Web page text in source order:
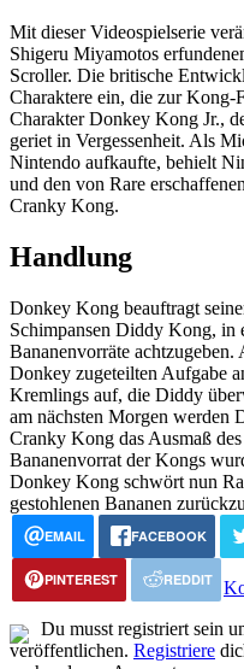
Mit dieser Videospielserie
Shigeru Miyamotos
Scroller. Die britische
Charaktere ein, die zur
Charakter Donkey Kong Jr.,
geriet in Vergessenheit. Als
Nintendo aufkaufte, behielt
und den von Rare
Cranky Kong.
Handlung
Donkey Kong beauftragt
Schimpansen Diddy Kong, in
Bananenvorräte
Donkey zugeteilten Aufgabe
Kremlings auf, die Diddy
am nächsten Morgen werden
Cranky Kong das Ausmaß
Bananenvorrat der Kongs
Donkey Kong schwört nun
gestohlenen Bananen
EMAIL FACEBOOK
PINTEREST REDDIT
Du musst registriert sein
veröffentlichen. Registriere